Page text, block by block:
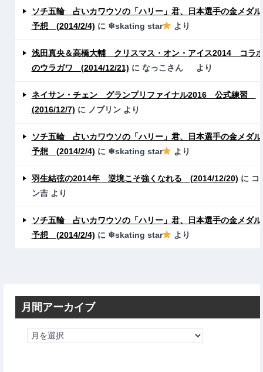
ソチ五輪 占いカワウソの「ハリー」君、日本選手の金メダル
予想 (2014/2/4) に ❄skating star より
浅田真央＆高橋大輔 クリスマス・オン・アイス2014 コラ
のウラガワ (2014/12/21) に なっこさん より
ネイサン・チェン グランプリファイナル2016 公式練習
(2016/12/7) に ノブリンより
ソチ五輪 占いカワウソの「ハリー」君、日本選手の金メダル
予想 (2014/2/4) に ❄skating star より
羽生結弦の2014年 逆境こそ強くなれる (2014/12/20) に コ
ン吉より
ソチ五輪 占いカワウソの「ハリー」君、日本選手の金メダル
予想 (2014/2/4) に ❄skating star より
月間アーカイブ